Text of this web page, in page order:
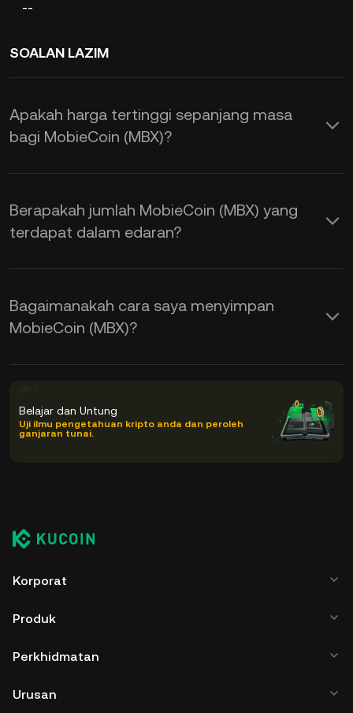
--
SOALAN LAZIM
Apakah harga tertinggi sepanjang masa
bagi MobieCoin (MBX)?
Berapakah jumlah MobieCoin (MBX) yang
terdapat dalam edaran?
Bagaimanakah cara saya menyimpan
MobieCoin (MBX)?
Belajar dan Untung
Uji ilmu pengetahuan kripto anda dan peroleh
ganjaran tunai.
Korporat
Produk
Perkhidmatan
Urusan